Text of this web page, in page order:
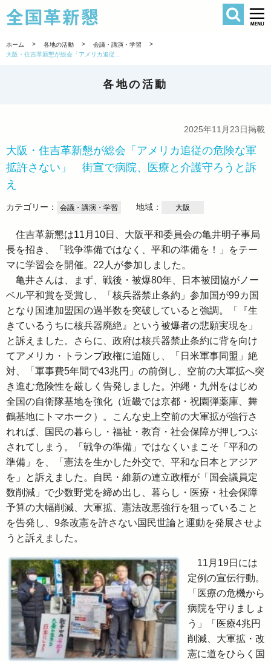
全国革新懇
検索
ホーム > 各地の活動 > 会議・講演・学習
>
各地の活動
2025年11月23日掲載
大阪・住吉革新懇が総会「アメリカ追従の危険な軍
拡許さない」 街宣で病院、医療と介護守ろうと訴
え
カテゴリー： 会議・講演・学習 地域： 大阪
住吉革新懇は11月10日、大阪平和委員会の亀井明子事局
長を招き、「戦争準備ではなく、平和の準備を！」をテー
マに学習会を開催。22人が参加しました。
亀井さんは、まず、戦後・被爆80年、日本被団協がノー
ベル平和賞を受賞し、「核兵器禁止条約」参加国が99カ国
となり国連加盟国の過半数を突破していると強調。「『生
きているうちに核兵器廃絶』という被爆者の悲願実現を」
と訴えました。さらに、政府は核兵器禁止条約に背を向け
てアメリカ・トランプ政権に追随し、「日米軍事同盟」絶
対、「軍事費5年間で43兆円」の前倒し、空前の大軍拡へ突
き進む危険性を厳しく告発しました。沖縄・九州をはじめ
全国の自衛隊基地を強化（近畿では京都・祝園弾薬庫、舞
鶴基地にトマホーク）。こんな史上空前の大軍拡が強行さ
れれば、国民の暮らし・福祉・教育・社会保障が押しつぶ
されてしまう。「戦争の準備」ではなくいまこそ「平和の
準備」を、「憲法を生かした外交で、平和な日本とアジア
を」と訴えました。自民・維新の連立政権が「国会議員定
数削減」で少数野党を締め出し、暮らし・医療・社会保障
予算の大幅削減、大軍拡、憲法改悪強行を狙っていること
を告発し、9条改憲を許さない国民世論と運動を発展させよ
うと訴えました。
11月19日には
定例の宣伝行動。
「医療の危機から
病院を守りましょ
う」「医療4兆円
削減、大軍拡・改
憲に道をひらく国